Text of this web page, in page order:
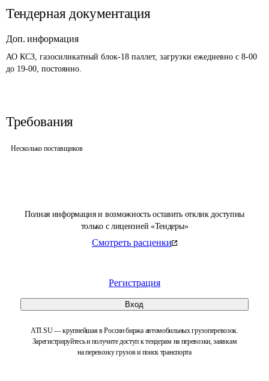
Полная информация и возможность оставить отклик доступны
только с лицензией «Тендеры»
Смотреть расценки
Регистрация
Вход
ATI.SU — крупнейшая в России биржа автомобильных грузоперевозок.
Зарегистрируйтесь и получите доступ к тендерам на перевозки, заявкам
на перевозку грузов и поиск транспорта
Тендерная документация
Доп. информация
АО КСЗ, газосиликатный блок-18 паллет, загрузки ежедневно с 8-00
до 19-00, постоянно.
Требования
Несколько поставщиков